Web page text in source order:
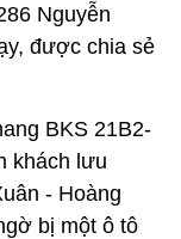
Nguyễn
được chia sẻ
BKS 21B2-
khách lưu
- Hoàng
bị một ô tô